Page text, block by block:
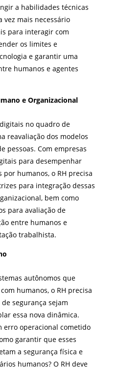
a habilidades técnicas
vez mais necessário
para interagir com
os limites e
e garantir uma
humanos e agentes
e Organizacional
no quadro de
reavaliação dos modelos
pessoas. Com empresas
para desempenhar
por humanos, o RH precisa
para integração dessas
bem como
para avaliação de
entre humanos e
trabalhista.
autônomos que
humanos, o RH precisa
segurança sejam
essa nova dinâmica.
erro operacional cometido
garantir que esses
a segurança física e
humanos? O RH deve